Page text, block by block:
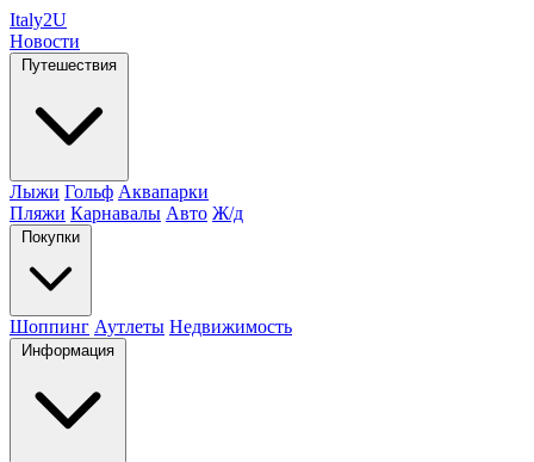
Italy2U
Новости
Путешествия
Лыжи Гольф Аквапарки
Пляжи Карнавалы Авто Ж/д
Покупки
Шоппинг Аутлеты Недвижимость
Информация